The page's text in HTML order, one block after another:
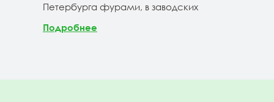
Петербурга фурами, в заводских
Подробнее